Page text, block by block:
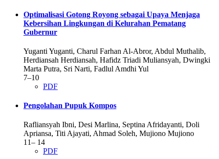
Optimalisasi Gotong Royong sebagai Upaya Menjaga
Kebersihan Lingkungan di Kelurahan Pematang
Gubernur
Yuganti Yuganti, Charul Farhan Al-Abror, Abdul Muthalib,
Herdiansah Herdiansah, Hafidz Triadi Muliansyah, Dwingki
Marta Putra, Sri Narti, Fadlul Amdhi Yul
7–10
PDF
Pengolahan Pupuk Kompos
Rafliansyah Ibni, Desi Marlina, Septina Afridayanti, Doli
Apriansa, Titi Ajayati, Ahmad Soleh, Mujiono Mujiono
11– 14
PDF